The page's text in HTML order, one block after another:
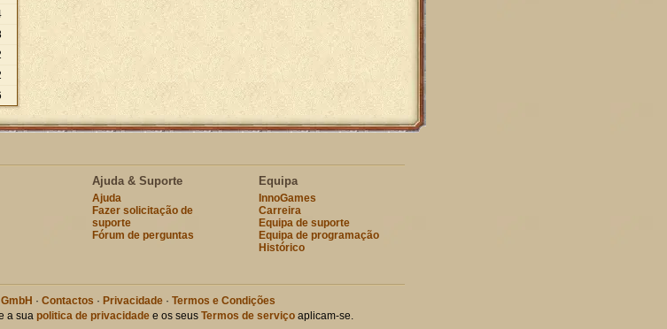
Ajuda & Suporte
Ajuda
Fazer solicitação de
suporte
Fórum de perguntas
Equipa
InnoGames
Carreira
Equipa de suporte
Equipa de programação
Histórico
· Contactos · Privacidade· Termos e Condições
a sua politica de privacidadee os seus Termos de serviçoaplicam-se.